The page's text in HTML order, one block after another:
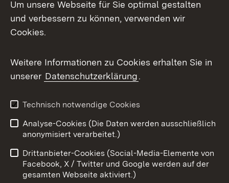
Facebook
X / Twitter
Youtube
Impressum
Kontakt
Barrierefreiheit
Datenschutz
Cookies
Um unsere Webseite für Sie optimal gestalten
und verbessern zu können, verwenden wir
Cookies.
Weitere Informationen zu Cookies erhalten Sie in
unserer Datenschutzerklärung.
Technisch notwendige Cookies
Analyse-Cookies (Die Daten werden ausschließlich
anonymisiert verarbeitet.)
Drittanbieter-Cookies (Social-Media-Elemente von
Facebook, X / Twitter und Google werden auf der
gesamten Webseite aktiviert.)